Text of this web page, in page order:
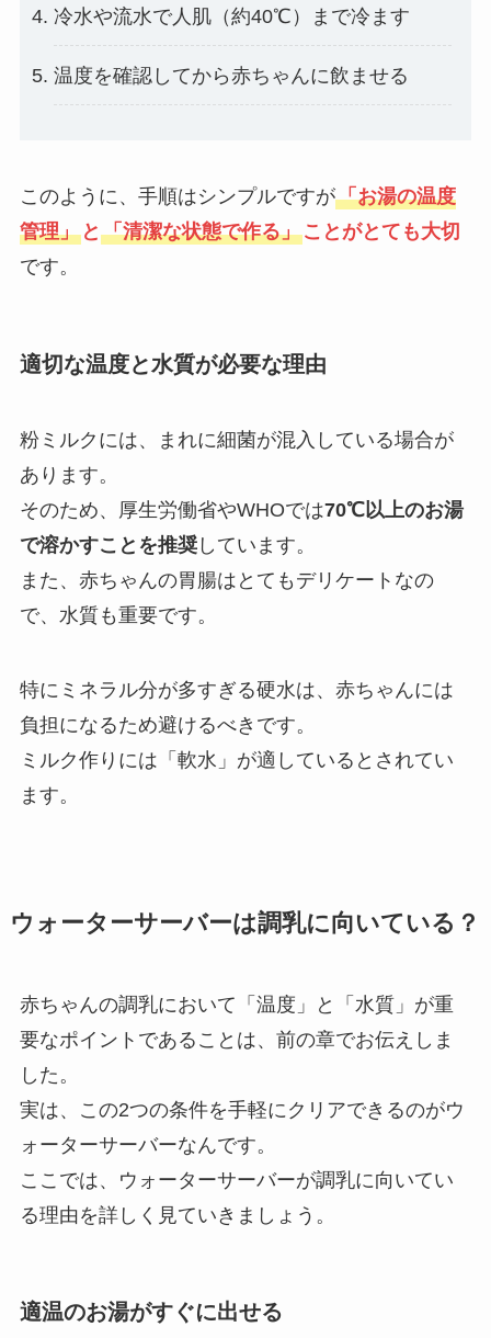
冷水や流水で人肌（約40℃）まで冷ます
温度を確認してから赤ちゃんに飲ませる
このように、手順はシンプルですが「お湯の温度
管理」と 「清潔な状態で作る」ことがとても大切
です。
適切な温度と水質が必要な理由
粉ミルクには、まれに細菌が混入している場合が
あります。
そのため、厚生労働省やWHOでは70℃以上のお湯
で溶かすことを推奨しています。
また、赤ちゃんの胃腸はとてもデリケートなの
で、水質も重要です。
特にミネラル分が多すぎる硬水は、赤ちゃんには
負担になるため避けるべきです。
ミルク作りには「軟水」が適しているとされてい
ます。
ウォーターサーバーは調乳に向いている？
赤ちゃんの調乳において「温度」と「水質」が重
要なポイントであることは、前の章でお伝えしま
した。
実は、この2つの条件を手軽にクリアできるのがウ
ォーターサーバーなんです。
ここでは、ウォーターサーバーが調乳に向いてい
る理由を詳しく見ていきましょう。
適温のお湯がすぐに出せる